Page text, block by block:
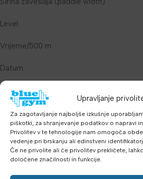
Upravljanje
Za zagotavljanje najboljše izkušnje
piškotki, za shranjevanje podatkov o napravi
Privolitev v te tehnologije nam omogoča
vedenje pri brskanju ali edinstveni
Če ne privolite ali če privolitev prekličete,
določene značilnosti in funkcije.
Level
Vrijeme/500 m
Datum
Pulz
Memory funkcija
Programi
Quick start